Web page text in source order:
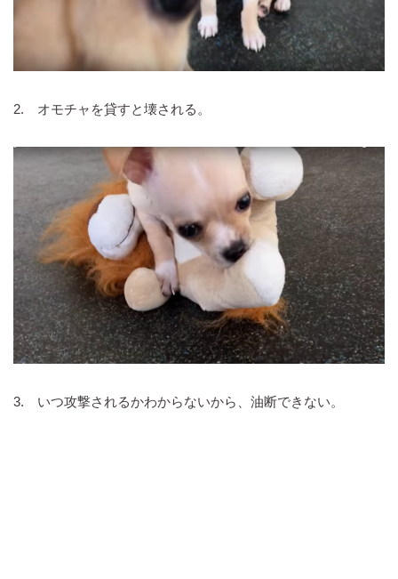
2. オモチャを貸すと壊される。
3. いつ攻撃されるかわからないから、油断できない。